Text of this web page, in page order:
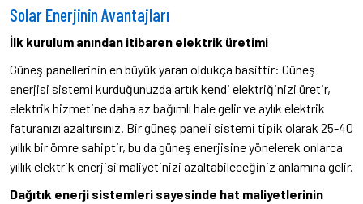
Solar Enerjinin Avantajları
İlk kurulum anından itibaren elektrik üretimi
Güneş panellerinin en büyük yararı oldukça basittir: Güneş
enerjisi sistemi kurduğunuzda artık kendi elektriğinizi üretir,
elektrik hizmetine daha az bağımlı hale gelir ve aylık elektrik
faturanızı azaltırsınız. Bir güneş paneli sistemi tipik olarak 25-40
yıllık bir ömre sahiptir, bu da güneş enerjisine yönelerek onlarca
yıllık elektrik enerjisi maliyetinizi azaltabileceğiniz anlamına gelir.
Dağıtık enerji sistemleri sayesinde hat maliyetlerinin